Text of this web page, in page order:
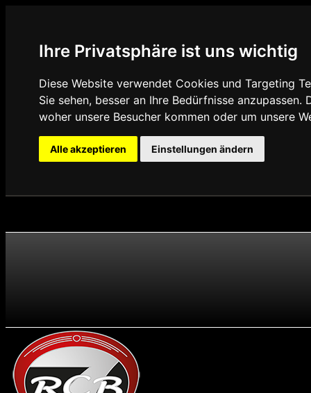
Ihre Privatsphäre ist uns wichtig
Diese Website verwendet Cookies und Targeting
Sie sehen, besser an Ihre Bedürfnisse
woher unsere Besucher kommen oder um unsere
Alle akzeptieren Einstellungen ändern